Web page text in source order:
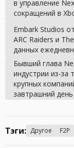
в управление
сокращений в
Embark Studios
ARC Raiders и
данных
Бывший глава
индустрии из-за
крупных
завтрашний день
Тэги: Другое F2P